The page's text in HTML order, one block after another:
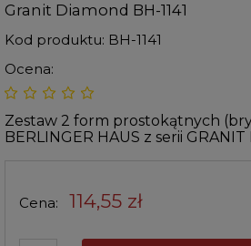
Granit Diamond BH-1141
Kod produktu: BH-1141
Ocena:
Zestaw 2 form prostokątnych
BERLINGER HAUS z serii
Cena: 114,55 zł